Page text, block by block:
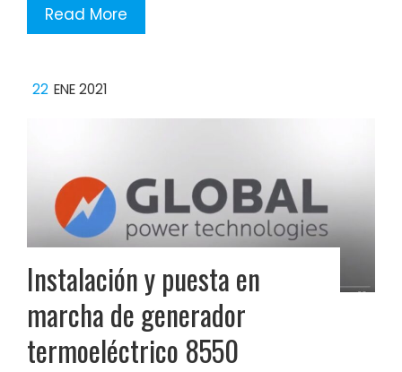
Read More
22 ENE 2021
Instalación y puesta en
marcha de generador
termoeléctrico 8550